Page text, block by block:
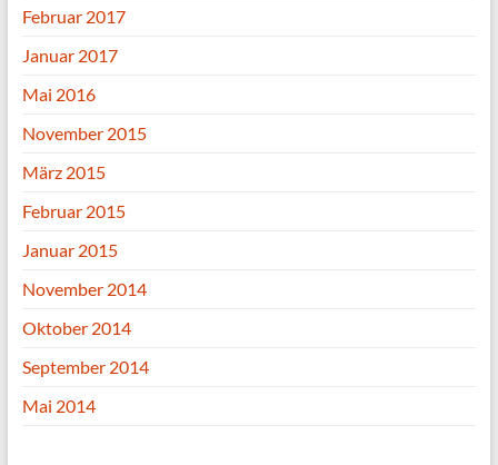
Februar 2017
Januar 2017
Mai 2016
November 2015
März 2015
Februar 2015
Januar 2015
November 2014
Oktober 2014
September 2014
Mai 2014